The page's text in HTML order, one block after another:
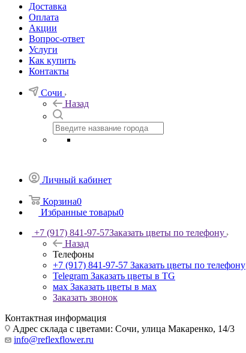
Доставка
Оплата
Акции
Вопрос-ответ
Услуги
Как купить
Контакты
Сочи
Назад
Личный кабинет
Корзина0
Избранные товары0
+7 (917) 841-97-57Заказать цветы по телефону
Назад
Телефоны
+7 (917) 841-97-57 Заказать цветы по телефону
Telegram Заказать цветы в TG
мах Заказать цветы в мах
Заказать звонок
Контактная информация
Адрес склада с цветами: Сочи, улица Макаренко, 14/3
info@reflexflower.ru